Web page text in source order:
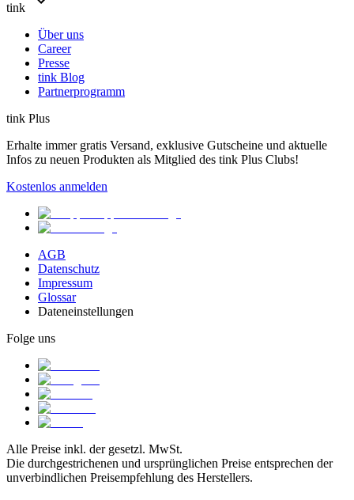
tink
Über uns
Career
Presse
tink Blog
Partnerprogramm
tink Plus
Erhalte immer gratis Versand, exklusive Gutscheine und aktuelle
Infos zu neuen Produkten als Mitglied des tink Plus Clubs!
Kostenlos anmelden
AGB
Datenschutz
Impressum
Glossar
Dateneinstellungen
Folge uns
Alle Preise inkl. der gesetzl. MwSt.
Die durchgestrichenen und ursprünglichen Preise entsprechen der
unverbindlichen Preisempfehlung des Herstellers.